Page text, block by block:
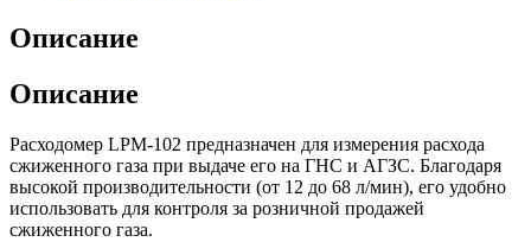
Описание
Описание
Расходомер LPM-102 предназначен для измерения расхода
сжиженного газа при выдаче его на ГНС и АГЗС. Благодаря
высокой производительности (от 12 до 68 л/мин), его удобно
использовать для контроля за розничной продажей
сжиженного газа.